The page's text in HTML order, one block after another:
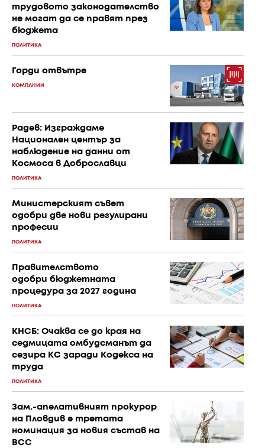
трудовото законодателство
не могат да се правят през
бюджета
ПОЛИТИКА
Горди отвътре
КОМПАНИИ
Радев: Изграждаме
Национален център за
наблюдение на данни от
Космоса в Доброславци
ПОЛИТИКА
Министерският съвет
одобри две нови регулирани
професии
ПОЛИТИКА
Правителството
одобри бюджетната
процедура за 2027 година
ПОЛИТИКА
КНСБ: Очаква се до края на
седмицата омбудсманът да
сезира КС заради Кодекса на
труда
ПОЛИТИКА
Зам.-апелативният прокурор
на Пловдив е третата
номинация за новия състав на
ВСС